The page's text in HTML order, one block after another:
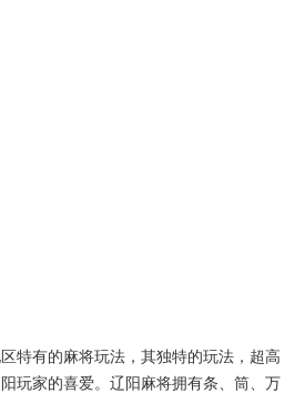
特有的麻将玩法，其独特的玩法，超高
玩家的喜爱。辽阳麻将拥有条、筒、万